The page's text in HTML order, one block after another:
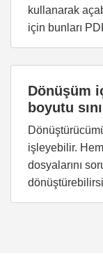
kullanarak
için bunları
Dönüşüm
boyutu
işleyebilir.
dosyalarını